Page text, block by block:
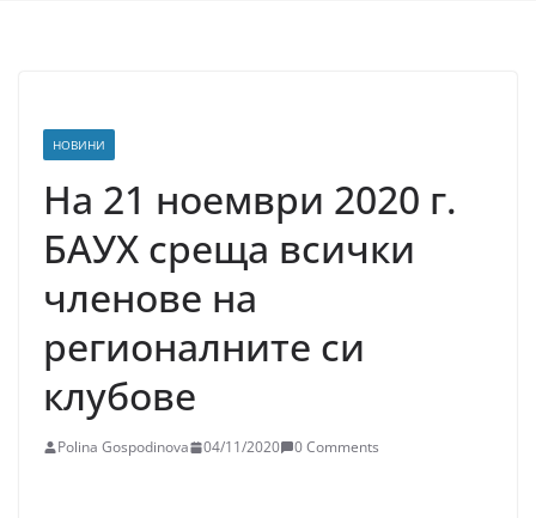
НОВИНИ
На 21 ноември 2020 г.
БАУХ среща всички
членове на
регионалните си
клубове
Polina Gospodinova 04/11/2020 0 Comments